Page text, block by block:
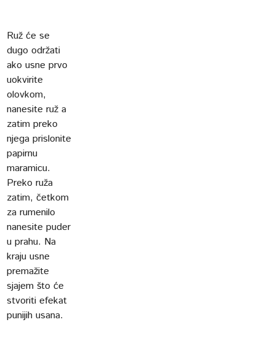
Ruž će se
dugo održati
ako usne prvo
uokvirite
olovkom,
nanesite ruž a
zatim preko
njega prislonite
papirnu
maramicu.
Preko ruža
zatim, četkom
za rumenilo
nanesite puder
u prahu. Na
kraju usne
premažite
sjajem što će
stvoriti efekat
punijih usana.